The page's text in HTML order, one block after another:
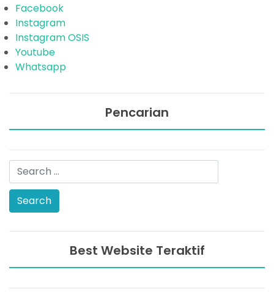
Facebook
Instagram
Instagram OSIS
Youtube
Whatsapp
Pencarian
Best Website Teraktif